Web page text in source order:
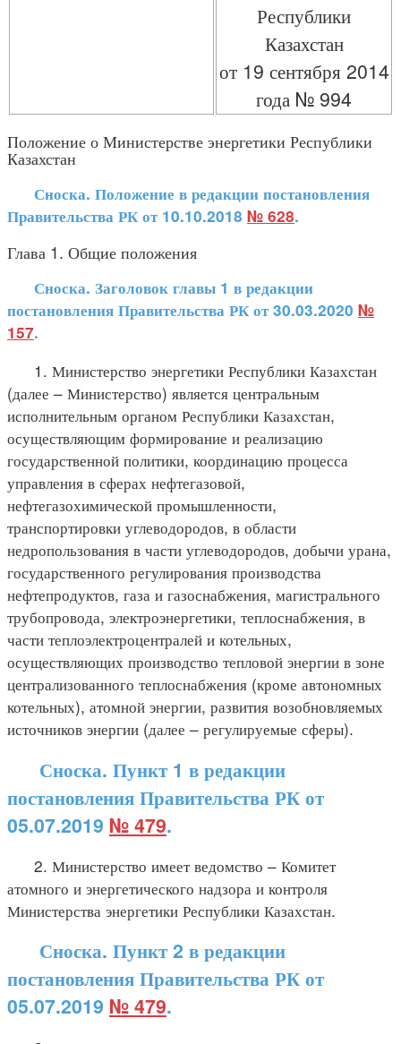
Республики
Казахстан
от 19 сентября 2014
года № 994
Положение о Министерстве энергетики Республики
Казахстан
Сноска. Положение в редакции постановления
Правительства РК от 10.10.2018 № 628.
Глава 1. Общие положения
Сноска. Заголовок главы 1 в редакции
постановления Правительства РК от 30.03.2020 №
157.
1. Министерство энергетики Республики Казахстан
(далее – Министерство) является центральным
исполнительным органом Республики Казахстан,
осуществляющим формирование и реализацию
государственной политики, координацию процесса
управления в сферах нефтегазовой,
нефтегазохимической промышленности,
транспортировки углеводородов, в области
недропользования в части углеводородов, добычи урана,
государственного регулирования производства
нефтепродуктов, газа и газоснабжения, магистрального
трубопровода, электроэнергетики, теплоснабжения, в
части теплоэлектроцентралей и котельных,
осуществляющих производство тепловой энергии в зоне
централизованного теплоснабжения (кроме автономных
котельных), атомной энергии, развития возобновляемых
источников энергии (далее – регулируемые сферы).
Сноска. Пункт 1 в редакции
постановления Правительства РК от
05.07.2019 № 479.
2. Министерство имеет ведомство – Комитет
атомного и энергетического надзора и контроля
Министерства энергетики Республики Казахстан.
Сноска. Пункт 2 в редакции
постановления Правительства РК от
05.07.2019 № 479.